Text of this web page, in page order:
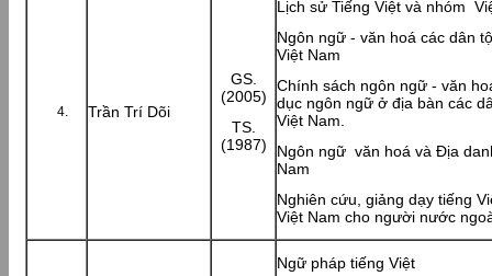
Trần Trí Dõi
GS.
(2005)
TS.
(1987)
Lịch sử Tiếng Việt và nhóm
Ngôn ngữ - văn hoá các dân
Việt Nam
Chính sách ngôn ngữ - văn
dục ngôn ngữ ở địa bàn các
Việt Nam.
Ngôn ngữ văn hoá và Địa
Nam
Nghiên cứu, giảng dạy tiếng
Việt Nam cho người nước
Ngữ pháp tiếng Việt